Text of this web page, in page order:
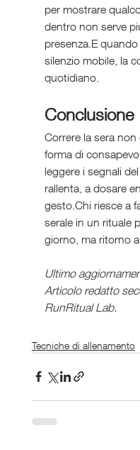
per mostrare
dentro non serve
presenza.E
silenzio mobile, la
quotidiano.
Conclusione
Correre la sera
forma di
leggere i segnali
rallenta, a dosare
gesto.Chi riesce a
serale in un rituale
giorno, ma ritorno a
Ultimo
Articolo redatto
RunRitual Lab.
Tecniche di allenamento